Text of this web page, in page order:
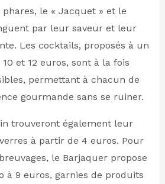
le « Jacquet » et le
par leur saveur et leur
Les cocktails, proposés à un
et 12 euros, sont à la fois
permettant à chacun de
gourmande sans se ruiner.
trouveront également leur
à partir de 4 euros. Pour
le Barjaquer propose
à 9 euros, garnies de produits